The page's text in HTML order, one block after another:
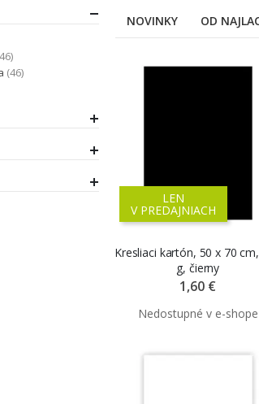
NOVINKY OD
LEN
V PREDAJNIACH
Kresliaci kartón, 50 x 70
g, čierny
1,60 €
46
46
položky